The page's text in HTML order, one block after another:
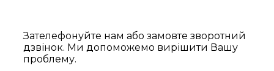
Зателефонуйте нам або замовте зворотний
дзвінок. Ми допоможемо вирішити Вашу
проблему.